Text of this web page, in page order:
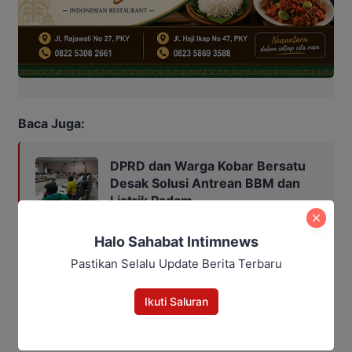
Baca Juga:
DPRD dan Warga Kobar Bersatu
Desak Solusi Antrean BBM dan
Listrik Padam
Halo Sahabat Intimnews
Pastikan Selalu Update Berita Terbaru
Ikuti Saluran